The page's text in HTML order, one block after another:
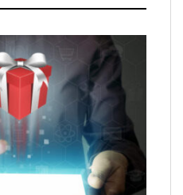
una revista digital mensual de